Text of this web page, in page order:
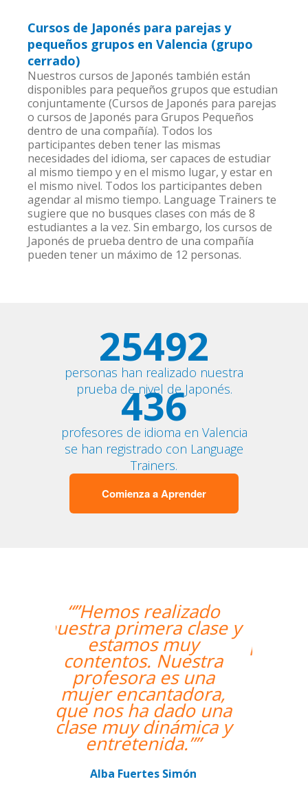
Cursos de Japonés para parejas y
pequeños grupos en Valencia (grupo
cerrado)
Nuestros cursos de Japonés también están
disponibles para pequeños grupos que estudian
conjuntamente (Cursos de Japonés para parejas
o cursos de Japonés para Grupos Pequeños
dentro de una compañía). Todos los
participantes deben tener las mismas
necesidades del idioma, ser capaces de estudiar
al mismo tiempo y en el mismo lugar, y estar en
el mismo nivel. Todos los participantes deben
agendar al mismo tiempo. Language Trainers te
sugiere que no busques clases con más de 8
estudiantes a la vez. Sin embargo, los cursos de
Japonés de prueba dentro de una compañía
pueden tener un máximo de 12 personas.
25492
personas han realizado nuestra
prueba de nivel de Japonés.
436
profesores de idioma en Valencia
se han registrado con Language
Trainers.
Comienza a Aprender
“”Me han encontrado
un profesor nativo y
pude disfrutar de mis
clases de Swahili.””
Alexandra Keller
Curso de Swahili en Madrid